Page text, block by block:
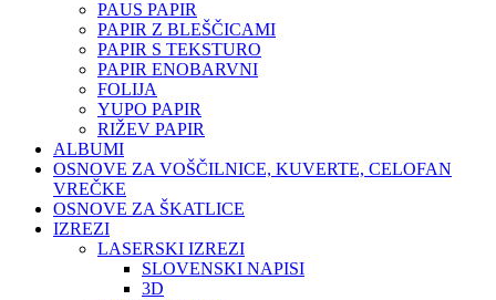
PAUS PAPIR
PAPIR Z BLEŠČICAMI
PAPIR S TEKSTURO
PAPIR ENOBARVNI
FOLIJA
YUPO PAPIR
RIŽEV PAPIR
ALBUMI
OSNOVE ZA VOŠČILNICE, KUVERTE, CELOFAN
VREČKE
OSNOVE ZA ŠKATLICE
IZREZI
LASERSKI IZREZI
SLOVENSKI NAPISI
3D